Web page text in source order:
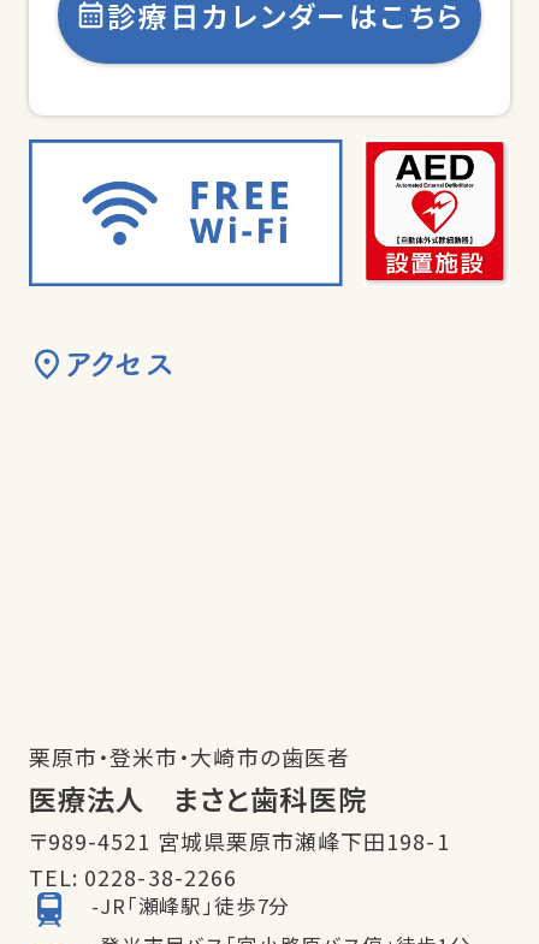
診療日カレンダーはこちら
アクセス
栗原市・登米市・大崎市の歯医者
医療法人 まさと歯科医院
〒989-4521 宮城県栗原市瀬峰下田198-1
TEL: 0228-38-2266
-JR「瀬峰駅」徒歩7分